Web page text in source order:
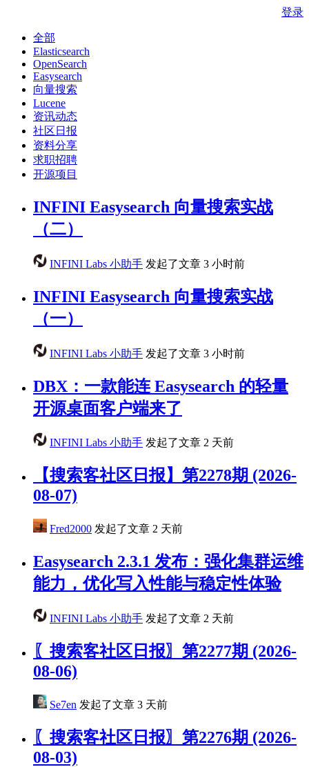
登录
全部
Elasticsearch
OpenSearch
Easysearch
向量搜索
Lucene
资讯动态
社区日报
资料分享
求职招聘
开源项目
INFINI Easysearch 向量搜索实战
（二）
INFINI Labs 小助手 发起了文章 3 小时前
INFINI Easysearch 向量搜索实战
（一）
INFINI Labs 小助手 发起了文章 3 小时前
DBX：一款能连 Easysearch 的轻量
开源桌面客户端来了
INFINI Labs 小助手 发起了文章 2 天前
【搜索客社区日报】第2278期 (2026-
08-07)
Fred2000 发起了文章 2 天前
Easysearch 2.3.1 发布：强化集群运维
能力，优化写入性能与稳定性体验
INFINI Labs 小助手 发起了文章 2 天前
〖搜索客社区日报〗第2277期 (2026-
08-06)
Se7en 发起了文章 3 天前
〖搜索客社区日报〗第2276期 (2026-
08-03)